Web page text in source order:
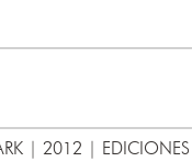
| 2012 | EDICIONES